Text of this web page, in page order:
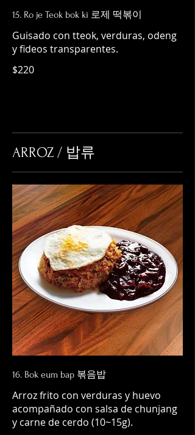
15. Ro je Teok bok ki 로제 떡볶이
Guisado con tteok, verduras, odeng
y fideos transparentes.
$220
ARROZ / 밥류
16. Bok eum bap 볶음밥
Arroz frito con verduras y huevo
acompañado con salsa de chunjang
y carne de cerdo (10~15g).